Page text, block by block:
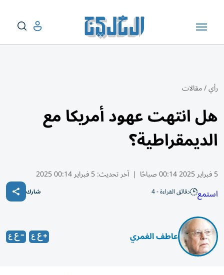
رأي/مقالات
هل انتهت عهود أمريكا مع
الديمقراطية؟
5 فبراير 2025 00:14 صباحًا | آخر تحديث:5 فبراير 00:14 2025
استمع دقائق القراءة - 4 شارك
عاطف الغمري